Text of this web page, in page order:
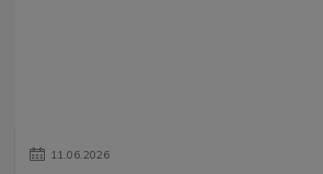
11.06.2026